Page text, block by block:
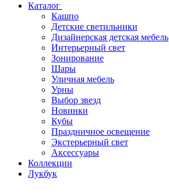
Каталог
Кашпо
Детские светильники
Дизайнерская детская мебель
Интерьерный свет
Зонирование
Шары
Уличная мебель
Урны
Выбор звезд
Новинки
Кубы
Праздничное освещение
Экстерьерный свет
Аксессуары
Коллекции
Лукбук